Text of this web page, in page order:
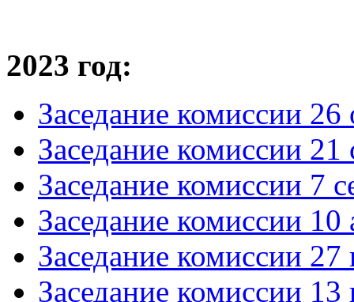
2023 год:
Заседание комиссии 26
Заседание комиссии 21
Заседание комиссии 7
Заседание комиссии 10
Заседание комиссии
Заседание комиссии